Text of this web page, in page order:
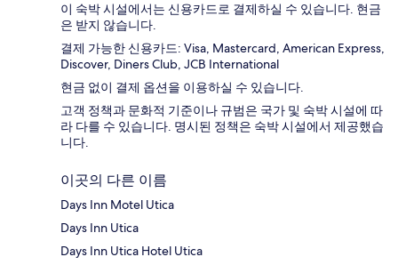
이 숙박 시설에서는 신용카드로 결제하실 수 있습니다. 현금
은 받지 않습니다.
결제 가능한 신용카드: Visa, Mastercard, American Express,
Discover, Diners Club, JCB International
현금 없이 결제 옵션을 이용하실 수 있습니다.
고객 정책과 문화적 기준이나 규범은 국가 및 숙박 시설에 따
라 다를 수 있습니다. 명시된 정책은 숙박 시설에서 제공했습
니다.
이곳의 다른 이름
Days Inn Motel Utica
Days Inn Utica
Days Inn Utica Hotel Utica